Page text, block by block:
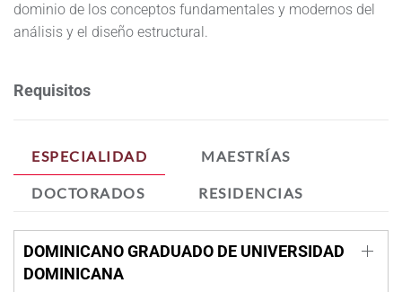
dominio de los conceptos fundamentales y modernos del
análisis y el diseño estructural.
Requisitos
ESPECIALIDAD MAESTRÍAS
DOCTORADOS RESIDENCIAS
DOMINICANO GRADUADO DE UNIVERSIDAD
DOMINICANA